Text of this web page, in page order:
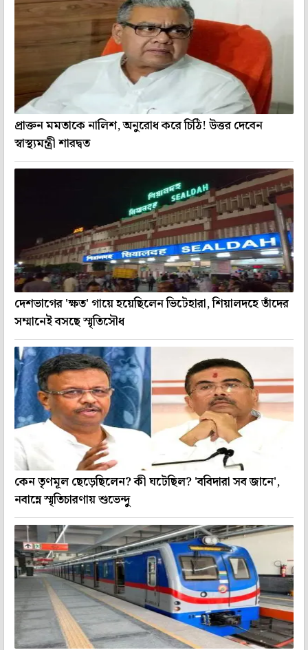
প্রাক্তন মমতাকে নালিশ, অনুরোধ করে চিঠি! উত্তর দেবেন
স্বাস্থ্যমন্ত্রী শারদ্বত
দেশভাগের 'ক্ষত' গায়ে হয়েছিলেন ভিটেহারা, শিয়ালদহে তাঁদের
সম্মানেই বসছে স্মৃতিসৌধ
কেন তৃণমূল ছেড়েছিলেন? কী ঘটেছিল? 'ববিদারা সব জানে',
নবান্নে স্মৃতিচারণায় শুভেন্দু